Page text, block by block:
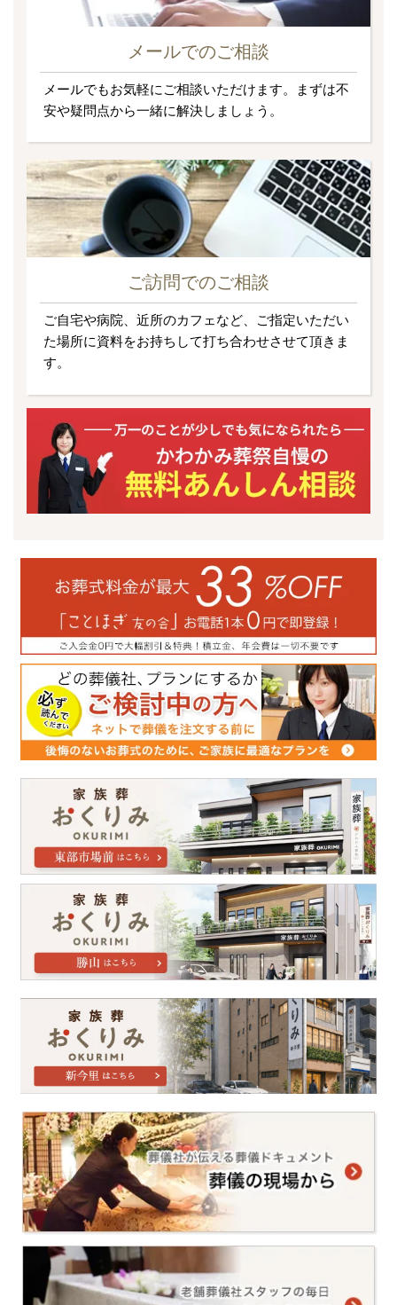
メールでのご相談
メールでもお気軽にご相談いただけます。まずは不
安や疑問点から一緒に解決しましょう。
ご訪問でのご相談
ご自宅や病院、近所のカフェなど、ご指定いただい
た場所に資料をお持ちして打ち合わせさせて頂きま
す。